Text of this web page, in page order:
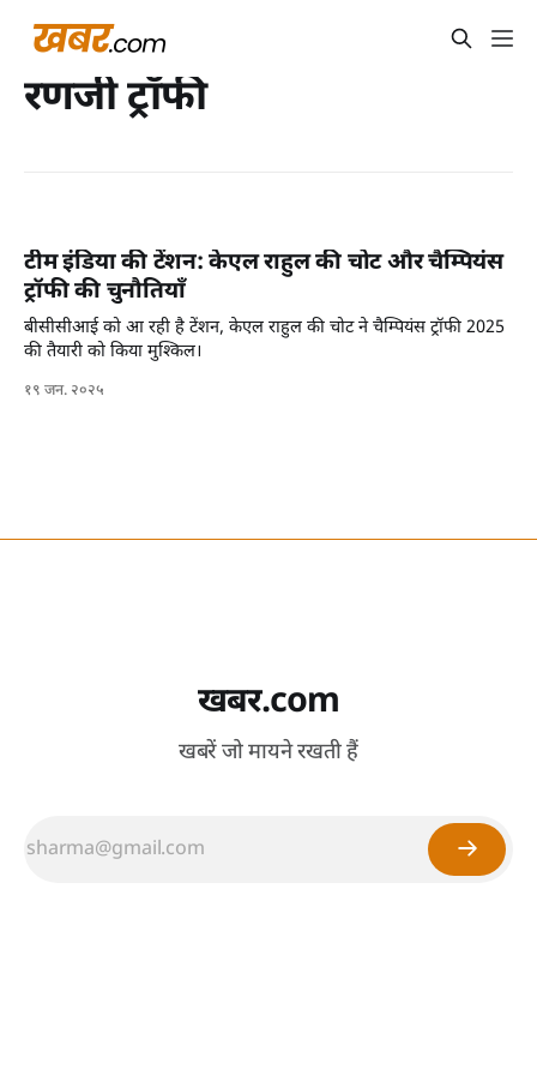
रणजी ट्रॉफी
टीम इंडिया की टेंशन: केएल राहुल की चोट और चैम्पियंस
ट्रॉफी की चुनौतियाँ
बीसीसीआई को आ रही है टेंशन, केएल राहुल की चोट ने चैम्पियंस ट्रॉफी 2025
की तैयारी को किया मुश्किल।
१९ जन. २०२५
खबर.com
खबरें जो मायने रखती हैं